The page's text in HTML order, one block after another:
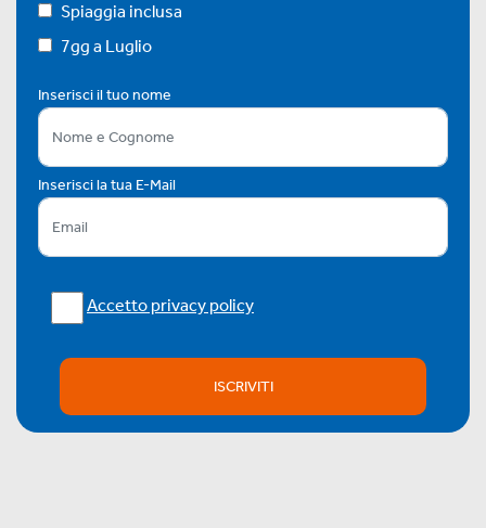
Spiaggia inclusa
7gg a Luglio
Inserisci il tuo nome
Inserisci la tua E-Mail
Accetto privacy policy
ISCRIVITI